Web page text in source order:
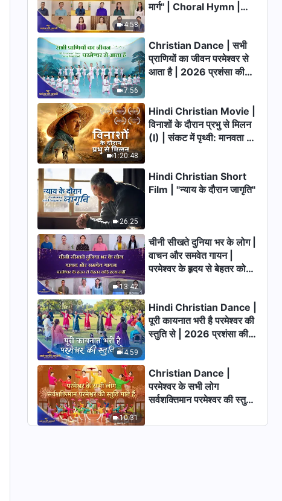
40:20
Hindi Christian Testimony
Video | मैं इतनी अहंकारी क्यों थी |
True Story of a Christian
29:40
Hindi Christian Testimony
Video | सबसे सार्थक फैसला | True
Story of a Christian
Hindi Christian Testimony
Video | सत्य के अभ्यास की मिठास का
स्वाद | True Story of a
Christian
32:41
Hindi Christian Testimony
Video | अपने ही परिवार की कैदी |
True Story of a Christian
49:43
Hindi Christian Testimony
Video | आखिर मुझे गलतफहमियों से
मुक्ति मिली | True Story of a
Christian
26:42
Hindi Christian Testimony
Video | सुसमाचार प्रचार की समस्याओं
का सामना कैसे करें
37:32
Hindi Christian Testimony
Video | मुझे देखरेख क्यों स्वीकार नहीं |
True Story of a Christian
4:58
मार्ग" | Choral Hymn |
7:56
Christian Dance | सभी
प्राणियों का जीवन परमेश्वर से
आता है | 2026 प्रशंसा की
1:20:48
Hindi Christian Movie |
विनाशों के दौरान प्रभु से मिलन
(I) | संकट में पृथ्वी: मानवता का
26:25
Hindi Christian Short
Film | "न्याय के दौरान जागृति"
13:42
चीनी सीखते दुनिया भर के लोग |
वाचन और समवेत गायन |
परमेश्वर के हृदय से बेहतर कोई
4:59
Hindi Christian Dance |
पूरी कायनात भरी है परमेश्वर की
स्तुति से | 2026 प्रशंसा की
10:31
Christian Dance |
परमेश्वर के सभी लोग
सर्वशक्तिमान परमेश्वर की स्तुति
आवाजें